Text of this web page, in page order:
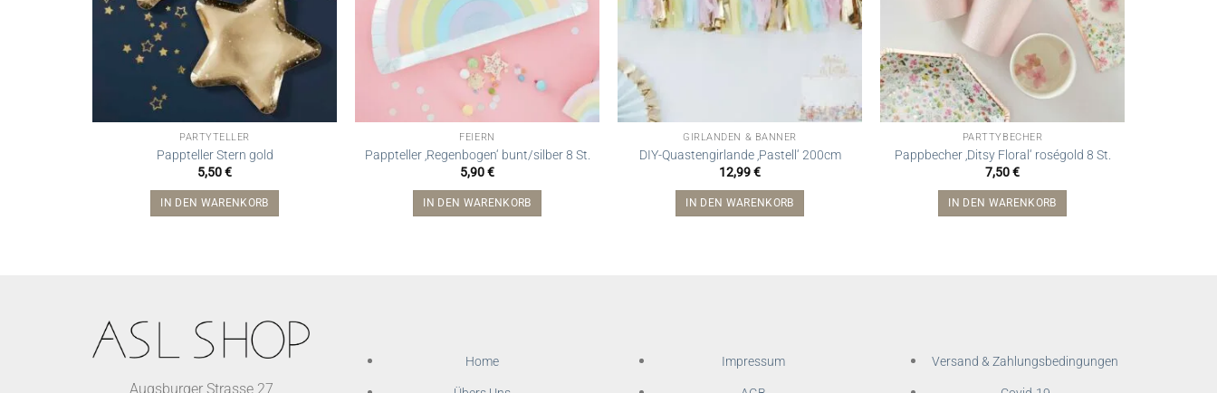
PARTYTELLER
Pappteller Stern gold
5,50€
IN DEN WARENKORB
FEIERN
Pappteller ‚Regenbogen‘ bunt/silber 8 St.
5,90€
IN DEN WARENKORB
GIRLANDEN & BANNER
DIY-Quastengirlande ‚Pastell‘ 200cm
12,99€
IN DEN WARENKORB
PARTTYBECHER
Pappbecher ‚Ditsy Floral‘ roségold 8 St.
7,50€
IN DEN WARENKORB
Augsburger Strasse 27
Home Impressum Versand & Zahlungsbedingungen